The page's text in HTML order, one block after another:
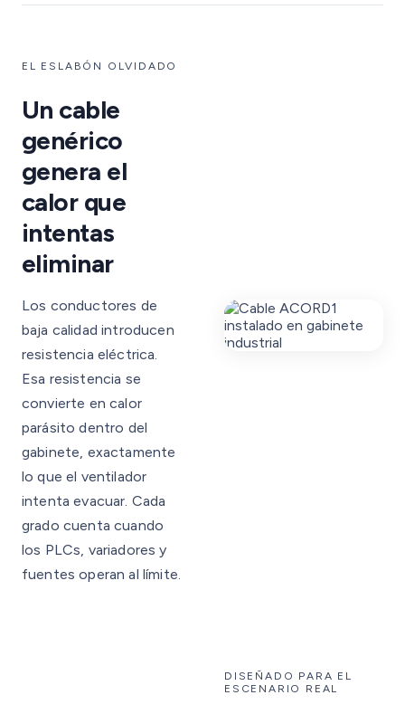
EL ESLABÓN OLVIDADO
Un cable
genérico
genera el
calor que
intentas
eliminar
Los conductores de
baja calidad introducen
resistencia eléctrica.
Esa resistencia se
convierte en calor
parásito dentro del
gabinete, exactamente
lo que el ventilador
intenta evacuar. Cada
grado cuenta cuando
los PLCs, variadores y
fuentes operan al límite.
DISEÑADO PARA EL
ESCENARIO REAL